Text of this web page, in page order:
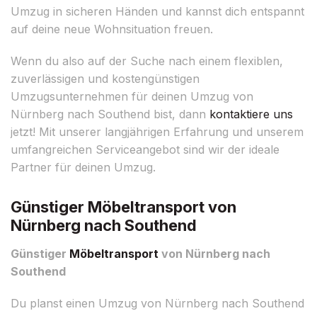
Umzug in sicheren Händen und kannst dich entspannt
auf deine neue Wohnsituation freuen.
Wenn du also auf der Suche nach einem flexiblen,
zuverlässigen und kostengünstigen
Umzugsunternehmen für deinen Umzug von
Nürnberg nach Southend bist, dann kontaktiere uns
jetzt! Mit unserer langjährigen Erfahrung und unserem
umfangreichen Serviceangebot sind wir der ideale
Partner für deinen Umzug.
Günstiger Möbeltransport von
Nürnberg nach Southend
Günstiger Möbeltransport von Nürnberg nach
Southend
Du planst einen Umzug von Nürnberg nach Southend